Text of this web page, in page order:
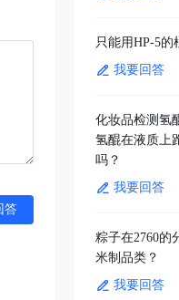
答
只能用HP-5的
我要回答
化妆品检测氢
氢醌在液质上
吗？
我要回答
粽子在2760的
米制品类？
我要回答